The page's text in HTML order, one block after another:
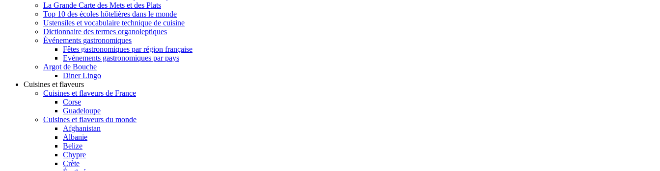
La Grande Carte des Mets et des Plats
Top 10 des écoles hôtelières dans le monde
Ustensiles et vocabulaire technique de cuisine
Dictionnaire des termes organoleptiques
Événements gastronomiques
Fêtes gastronomiques par région française
Evénements gastronomiques par pays
Argot de Bouche
Diner Lingo
Cuisines et flaveurs
Cuisines et flaveurs de France
Corse
Guadeloupe
Cuisines et flaveurs du monde
Afghanistan
Albanie
Belize
Chypre
Crète